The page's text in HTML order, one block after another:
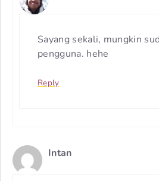
Sayang sekali, mungkin
pengguna. hehe
Reply
Intan